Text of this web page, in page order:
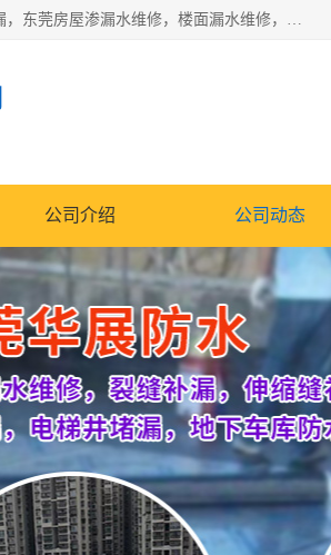
东莞市华展防水补漏装饰工程有限公司主要服务有：东莞防水补漏，东莞厂房防水补漏，东莞房屋渗漏水维修，楼面漏水维修，裂缝补漏，伸缩缝补漏，卫生间防水改造，厕所漏水补漏，外墙窗台补漏，电梯井堵漏，地下车库防水引水工程等
公司介绍 公司动态